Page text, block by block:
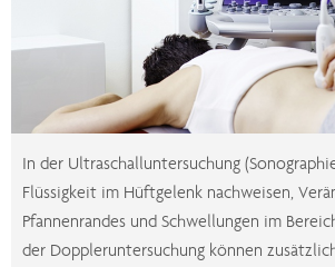
In der Ultraschalluntersuchung
Flüssigkeit im Hüftgelenk nachweisen,
Pfannenrandes und Schwellungen im
der Doppleruntersuchung können